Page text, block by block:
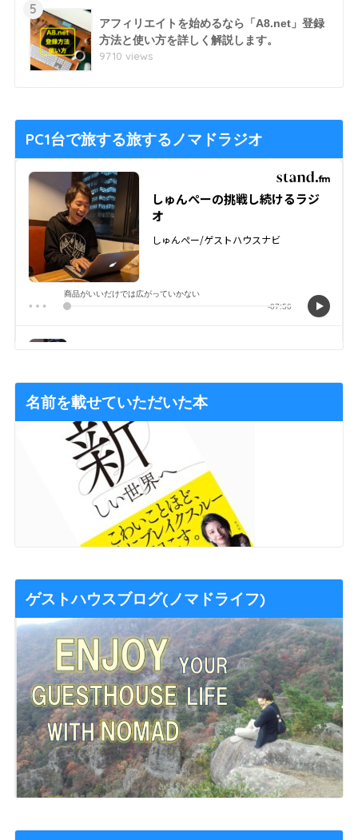
5
アフィリエイトを始めるなら「A8.net」登録
方法と使い方を詳しく解説します。
9710 views
PC1台で旅する旅するノマドラジオ
名前を載せていただいた本
ゲストハウスブログ(ノマドライフ)